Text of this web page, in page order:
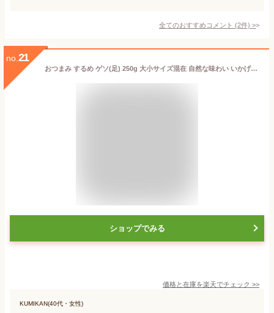
全てのおすすめコメント (2件) >
no. 21
おつまみ するめ ゲソ(足) 250g 大小サイズ混在 自然な味わい いかげそ 北海道産 するめげそ 大容量 業務用
ショップでみる
価格と在庫を楽天でチェック >>
KUMIKAN(40代・女性)